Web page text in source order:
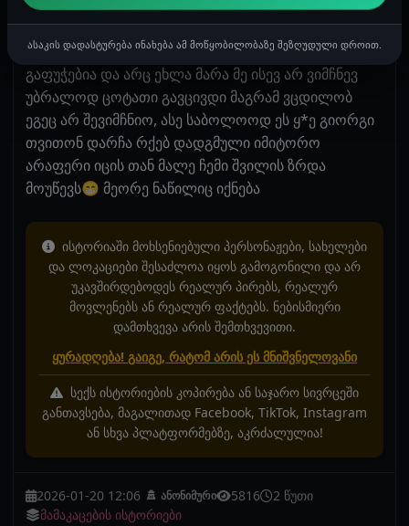
თანამშრომლისგან ვიგებ რომ დაეძაბა ამ
თანამშრომელთან ურთიერთობა, ანუ დაშორდა მის
საყვარელს. ჩემთან ურთიერთობა არც მანამდე
გაფუჭებია და არც ეხლა მარა მე ისევ არ ვიმჩნევ
უბრალოდ ცოტათი გავცივდი მაგრამ ვცდილობ
ეგეც არ შევიმჩნიო, ასე საბოლოოდ ეს ყ*ე გიორგი
თვითონ დარჩა რქებ დადგმული იმიტორო
არაფერი იცის თან მალე ჩემი შვილის ზრდა
მოუწევს😁 მეორე ნაწილიც იქნება
ისტორიაში მოხსენიებული პერსონაჟები, სახელები
და ლოკაციები შესაძლოა იყოს გამოგონილი და არ
უკავშირდებოდეს რეალურ პირებს, რეალურ
მოვლენებს ან რეალურ ფაქტებს. ნებისმიერი
დამთხვევა არის შემთხვევითი.
ყურადღება! გაიგე, რატომ არის ეს მნიშვნელოვანი
სექს ისტორიების კოპირება ან საჯარო სივრცეში
განთავსება, მაგალითად Facebook, TikTok, Instagram
ან სხვა პლატფორმებზე, აკრძალულია!
2026-01-20 12:06 ანონიმური 5816
2 წუთი
მამაკაცების ისტორიები
ასაკის დადასტურება ინახება ამ მოწყობილობაზე შეზღუდული დროით.